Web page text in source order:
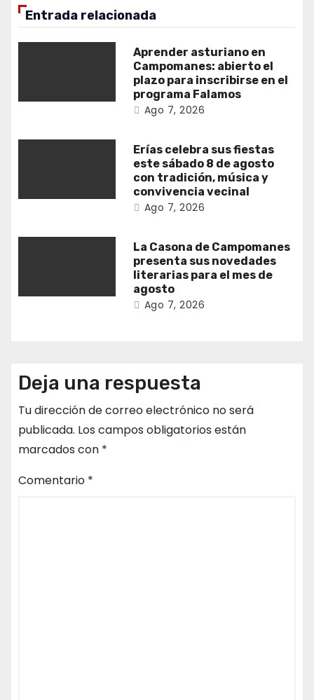
Entrada relacionada
Aprender asturiano en
Campomanes: abierto el
plazo para inscribirse en el
programa Falamos
Ago 7, 2026
Erías celebra sus fiestas
este sábado 8 de agosto
con tradición, música y
convivencia vecinal
Ago 7, 2026
La Casona de Campomanes
presenta sus novedades
literarias para el mes de
agosto
Ago 7, 2026
Deja una respuesta
Tu dirección de correo electrónico no será
publicada. Los campos obligatorios están
marcados con *
Comentario *